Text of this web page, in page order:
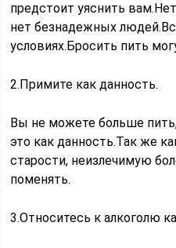
предстоит уяснить
нет безнадежных
условиях.Бросить пить
2.Примите как данность.
Вы не можете больше
это как данность.Так же
старости, неизлечимую
поменять.
3.Относитесь к алкоголю